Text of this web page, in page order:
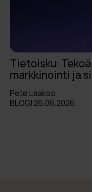
Tietoisku:
markkinointi ja
Pete Laakso
BLOGI 26.06.2026